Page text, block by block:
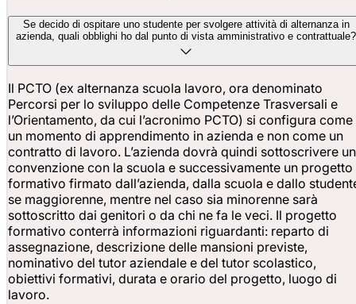
Se decido di ospitare uno studente per svolgere attività di alternanza in
azienda, quali obblighi ho dal punto di vista amministrativo e contrattuale?
Il PCTO (ex alternanza scuola lavoro, ora denominato
Percorsi per lo sviluppo delle Competenze Trasversali e
l’Orientamento, da cui l’acronimo PCTO) si configura come
un momento di apprendimento in azienda e non come un
contratto di lavoro. L’azienda dovrà quindi sottoscrivere
convenzione con la scuola e successivamente un progetto
formativo firmato dall’azienda, dalla scuola e dallo
se maggiorenne, mentre nel caso sia minorenne sarà
sottoscritto dai genitori o da chi ne fa le veci. Il progetto
formativo conterrà informazioni riguardanti: reparto di
assegnazione, descrizione delle mansioni previste,
nominativo del tutor aziendale e del tutor scolastico,
obiettivi formativi, durata e orario del progetto, luogo di
lavoro.